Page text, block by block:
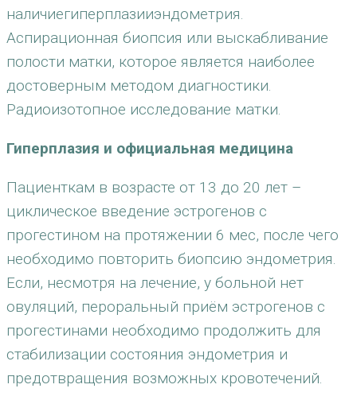
наличиегиперплазииэндометрия.
Аспирационная биопсия или выскабливание
полости матки, которое является наиболее
достоверным методом диагностики.
Радиоизотопное исследование матки.
Гиперплазия и официальная медицина
Пациенткам в возрасте от 13 до 20 лет –
циклическое введение эстрогенов с
прогестином на протяжении 6 мес, после чего
необходимо повторить биопсию эндометрия.
Если, несмотря на лечение, у больной нет
овуляций, пероральный приём эстрогенов с
прогестинами необходимо продолжить для
стабилизации состояния эндометрия и
предотвращения возможных кровотечений.